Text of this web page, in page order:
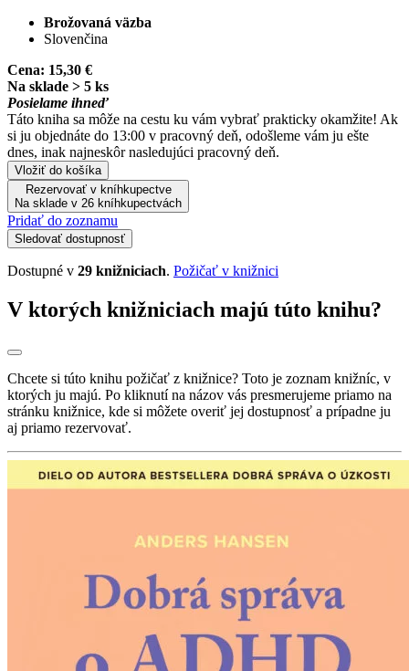
Brožovaná väzba
Slovenčina
Cena: 15,30 €
Na sklade > 5 ks
Posielame ihneď
Táto kniha sa môže na cestu ku vám vybrať prakticky okamžite! Ak
si ju objednáte do 13:00 v pracovný deň, odošleme vám ju ešte
dnes, inak najneskôr nasledujúci pracovný deň.
Vložiť do košíka
Rezervovať v kníhkupectve
Na sklade v 26 kníhkupectvách
Pridať do zoznamu
Sledovať dostupnosť
Dostupné v 29 knižniciach. Požičať v knižnici
V ktorých knižniciach majú túto knihu?
Chcete si túto knihu požičať z knižnice? Toto je zoznam knižníc, v
ktorých ju majú. Po kliknutí na názov vás presmerujeme priamo na
stránku knižnice, kde si môžete overiť jej dostupnosť a prípadne ju
aj priamo rezervovať.